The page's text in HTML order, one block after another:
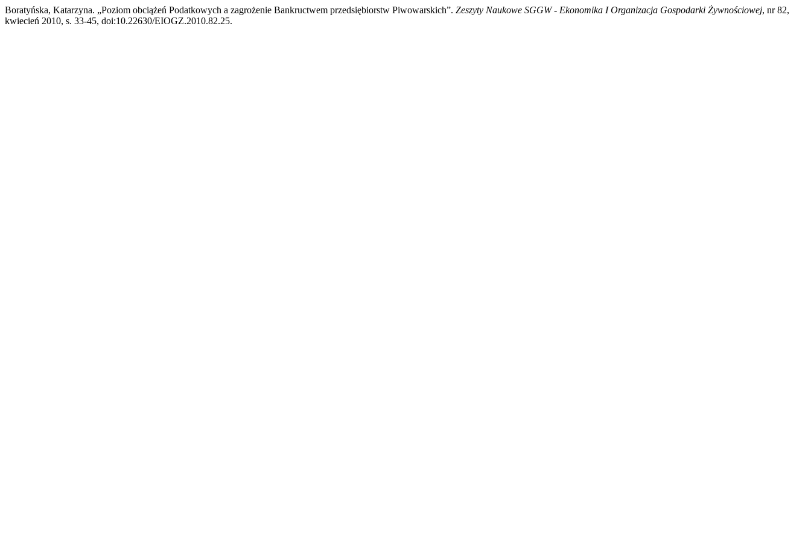
Boratyńska, Katarzyna. „Poziom obciążeń Podatkowych a zagrożenie Bankructwem przedsiębiorstw Piwowarskich”. Zeszyty Naukowe SGGW - Ekonomika I Organizacja Gospodarki Żywnościowej, nr 82,
kwiecień 2010, s. 33-45, doi:10.22630/EIOGZ.2010.82.25.